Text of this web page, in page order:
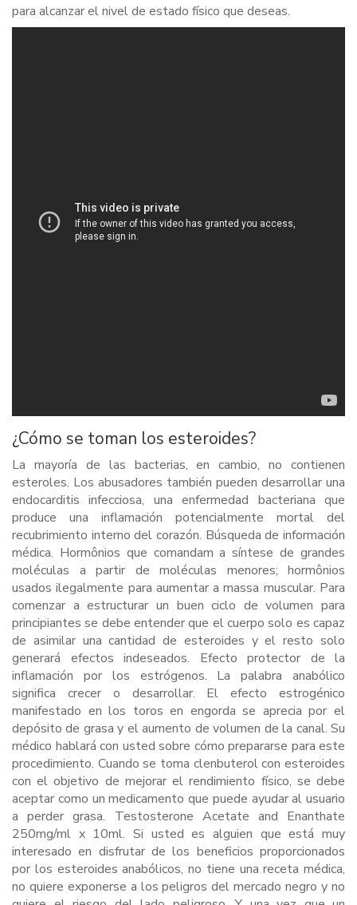
para alcanzar el nivel de estado físico que deseas.
¿Cómo se toman los esteroides?
La mayoría de las bacterias, en cambio, no contienen
esteroles. Los abusadores también pueden desarrollar una
endocarditis infecciosa, una enfermedad bacteriana que
produce una inflamación potencialmente mortal del
recubrimiento interno del corazón. Búsqueda de información
médica. Hormônios que comandam a síntese de grandes
moléculas a partir de moléculas menores; hormônios
usados ilegalmente para aumentar a massa muscular. Para
comenzar a estructurar un buen ciclo de volumen para
principiantes se debe entender que el cuerpo solo es capaz
de asimilar una cantidad de esteroides y el resto solo
generará efectos indeseados. Efecto protector de la
inflamación por los estrógenos. La palabra anabólico
significa crecer o desarrollar. El efecto estrogénico
manifestado en los toros en engorda se aprecia por el
depósito de grasa y el aumento de volumen de la canal. Su
médico hablará con usted sobre cómo prepararse para este
procedimiento. Cuando se toma clenbuterol con esteroides
con el objetivo de mejorar el rendimiento físico, se debe
aceptar como un medicamento que puede ayudar al usuario
a perder grasa. Testosterone Acetate and Enanthate
250mg/ml x 10ml. Si usted es alguien que está muy
interesado en disfrutar de los beneficios proporcionados
por los esteroides anabólicos, no tiene una receta médica,
no quiere exponerse a los peligros del mercado negro y no